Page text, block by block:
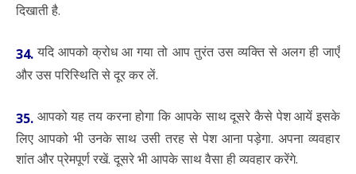
दिखाती है.
34. यदि आपको क्रोध आ गया तो आप तुरंत उस व्यक्ति से अलग ही जाएँ
और उस परिस्थिति से दूर कर लें.
35. आपको यह तय करना होगा कि आपके साथ दूसरे कैसे पेश आयें इसके
लिए आपको भी उनके साथ उसी तरह से पेश आना पड़ेगा. अपना व्यवहार
शांत और प्रेमपूर्ण रखें. दूसरे भी आपके साथ वैसा ही व्यवहार करेंगे.